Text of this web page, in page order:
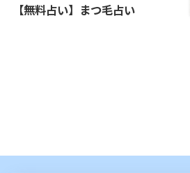
【無料占い】まつ毛占い